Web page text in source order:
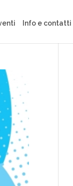
Info e contatti